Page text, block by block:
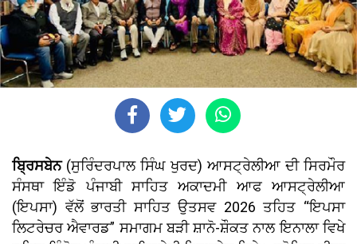
ਬ੍ਰਿਸਬੇਨ(ਸੁਰਿੰਦਰਪਾਲ ਸਿੰਘ ਖੁਰਦ) ਆਸਟ੍ਰੇਲੀਆ ਦੀ ਸਿਰਮੌਰ
ਸੰਸਥਾ ਇੰਡੋ ਪੰਜਾਬੀ ਸਾਹਿਤ ਅਕਾਦਮੀ ਆਫ ਆਸਟ੍ਰੇਲੀਆ
(ਇਪਸਾ) ਵੱਲੋਂ ਭਾਰਤੀ ਸਾਹਿਤ ਉਤਸਵ 2026 ਤਹਿਤ “ਇਪਸਾ
ਲਿਟਰੇਚਰ ਐਵਾਰਡ” ਸਮਾਗਮ ਬੜੀ ਸ਼ਾਨੋ-ਸ਼ੌਕਤ ਨਾਲ ਇਨਾਲਾ ਵਿਖੇ